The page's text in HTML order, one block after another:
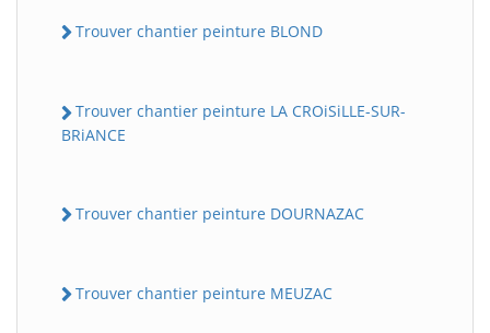
Trouver chantier peinture BLOND
Trouver chantier peinture LA CROiSiLLE-SUR-
BRiANCE
Trouver chantier peinture DOURNAZAC
Trouver chantier peinture MEUZAC